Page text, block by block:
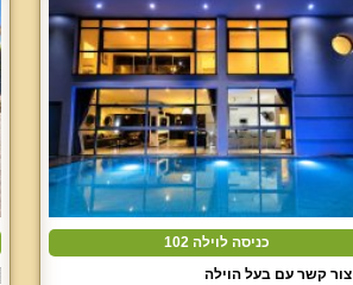
כניסה לוילה 102
צור קשר עם בעל הוילה